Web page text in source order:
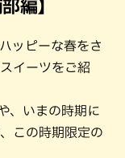
編】
ッピーな春をさ
イーツをご紹
、いまの時期に
この時期限定の